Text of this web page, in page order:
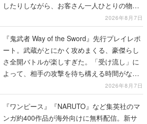
したりしながら、お客さん一人ひとりの物語
2026年8月7日
『鬼武者 Way of the Sword』先行プレイレポ
ート。武蔵がとにかく攻めまくる、豪傑らし
さ全開バトルが楽しすぎた。「受け流し」に
よって、相手の攻撃を待ち構える時間がなく
2026年8月7日
『ワンピース』『NARUTO』など集英社のマ
ンガ約400作品が海外向けに無料配信。新サ